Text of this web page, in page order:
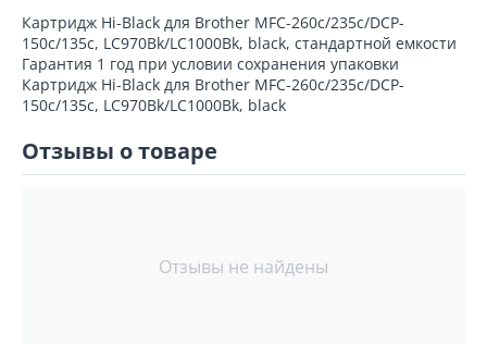
Картридж Hi-Black для Brother MFC-260c/235c/DCP-
150c/135c, LC970Bk/LC1000Bk, black, стандартной емкости
Гарантия 1 год при условии сохранения упаковки
Картридж Hi-Black для Brother MFC-260c/235c/DCP-
150c/135c, LC970Bk/LC1000Bk, black
Отзывы о товаре
Отзывы не найдены